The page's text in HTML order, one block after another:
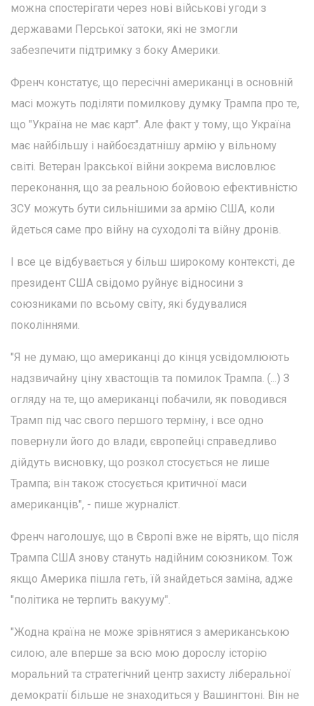
можна спостерігати через нові військові угоди з
державами Перської затоки, які не змогли
забезпечити підтримку з боку Америки.
Френч констатує, що пересічні американці в основній
масі можуть поділяти помилкову думку Трампа про те,
що "Україна не має карт". Але факт у тому, що Україна
має найбільшу і найбоєздатнішу армію у вільному
світі. Ветеран Іракської війни зокрема висловлює
переконання, що за реальною бойовою ефективністю
ЗСУ можуть бути сильнішими за армію США, коли
йдеться саме про війну на суходолі та війну дронів.
І все це відбувається у більш широкому контексті, де
президент США свідомо руйнує відносини з
союзниками по всьому світу, які будувалися
поколіннями.
"Я не думаю, що американці до кінця усвідомлюють
надзвичайну ціну хвастощів та помилок Трампа. (...) З
огляду на те, що американці побачили, як поводився
Трамп під час свого першого терміну, і все одно
повернули його до влади, європейці справедливо
дійдуть висновку, що розкол стосується не лише
Трампа; він також стосується критичної маси
американців", - пише журналіст.
Френч наголошує, що в Європі вже не вірять, що після
Трампа США знову стануть надійним союзником. Тож
якщо Америка пішла геть, їй знайдеться заміна, адже
"політика не терпить вакууму".
"Жодна країна не може зрівнятися з американською
силою, але вперше за всю мою дорослу історію
моральний та стратегічний центр захисту ліберальної
демократії більше не знаходиться у Вашингтоні. Він не